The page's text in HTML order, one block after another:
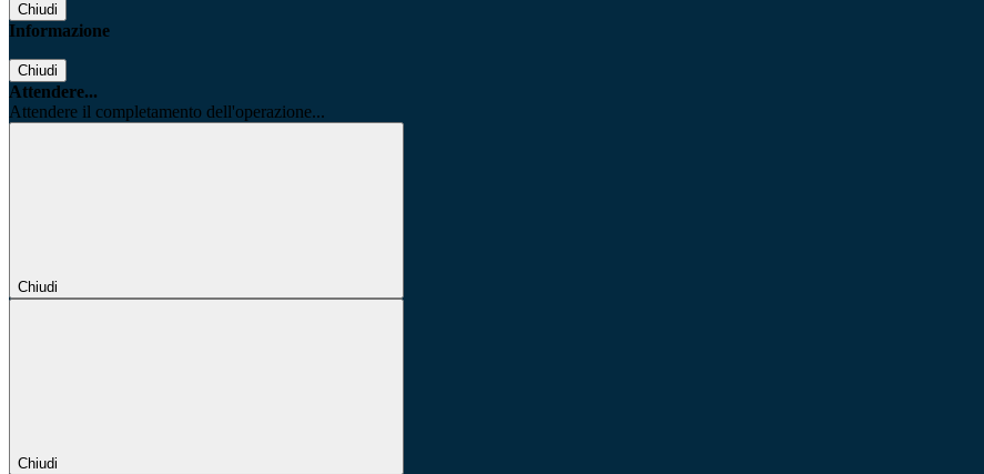
Chiudi
Informazione
Chiudi
Attendere...
Attendere il completamento dell'operazione...
Chiudi
Chiudi